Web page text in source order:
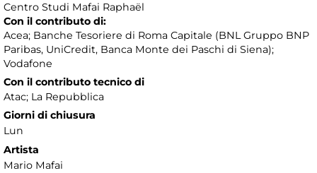
Centro Studi Mafai Raphaël
Con il contributo di:
Acea; Banche Tesoriere di Roma Capitale (BNL Gruppo BNP
Paribas, UniCredit, Banca Monte dei Paschi di Siena);
Vodafone
Con il contributo tecnico di
Atac; La Repubblica
Giorni di chiusura
Lun
Artista
Mario Mafai